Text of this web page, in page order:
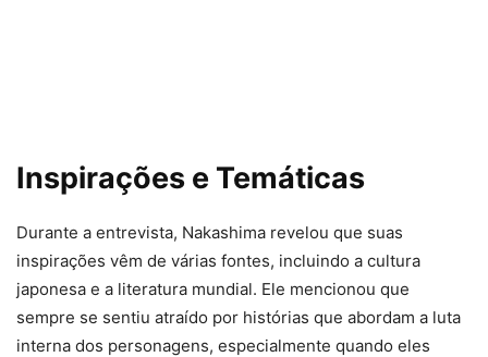
Inspirações e Temáticas
Durante a entrevista, Nakashima revelou que suas
inspirações vêm de várias fontes, incluindo a cultura
japonesa e a literatura mundial. Ele mencionou que
sempre se sentiu atraído por histórias que abordam a luta
interna dos personagens, especialmente quando eles